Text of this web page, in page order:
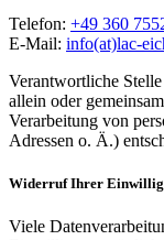
Telefon: +49 360
E-Mail: info(at)lac-
Verantwortliche
allein oder
Verarbeitung von
Adressen o. Ä.)
Widerruf Ihrer
Viele